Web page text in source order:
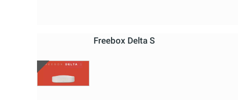
Freebox Delta S